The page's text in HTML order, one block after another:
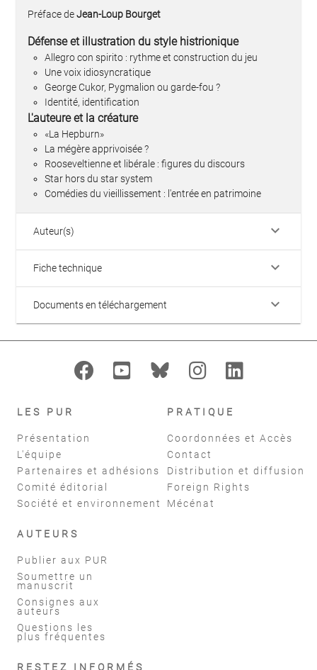
Préface deJean-Loup Bourget
Défense et illustration du style histrionique
Allegro con spirito : rythme et construction du jeu
Une voix idiosyncratique
George Cukor, Pygmalion ou garde-fou ?
Identité, identification
L'auteure et la créature
«La Hepburn»
La mégère apprivoisée ?
Rooseveltienne et libérale : figures du discours
Star hors du star system
Comédies du vieillissement : l'entrée en patrimoine
Auteur(s) keyboard_arrow_down
Fiche technique keyboard_arrow_down
Documents en téléchargement keyboard_arrow_down
LES PUR
Présentation
L'équipe
Partenaires et adhésions
Comité éditorial
Société et environnement
PRATIQUE
Coordonnées et Accès
Contact
Distribution et diffusion
Foreign Rights
Mécénat
AUTEURS
Publier aux PUR
Soumettre un
manuscrit
Consignes aux
auteurs
Questions les
plus fréquentes
RESTEZ INFORMÉS